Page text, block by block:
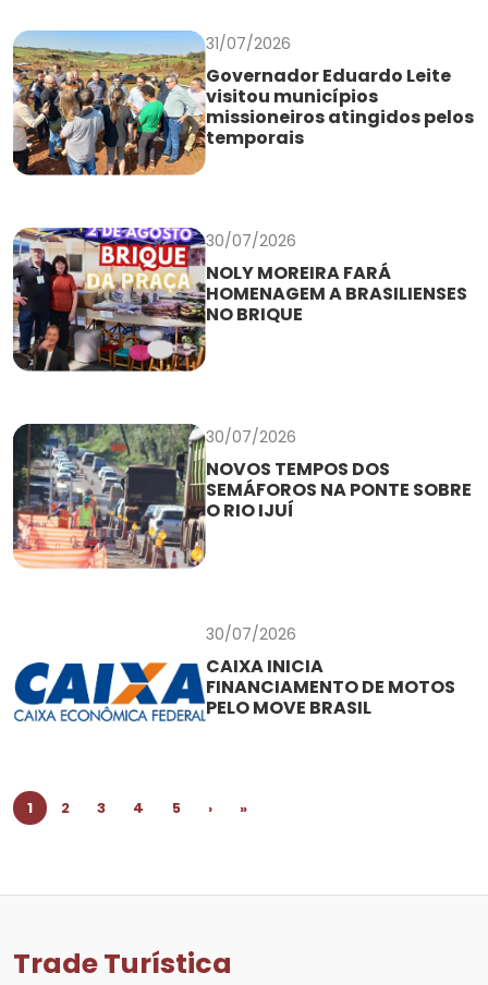
31/07/2026
Governador Eduardo Leite
visitou municípios
missioneiros atingidos pelos
temporais
30/07/2026
NOLY MOREIRA FARÁ
HOMENAGEM A BRASILIENSES
NO BRIQUE
30/07/2026
NOVOS TEMPOS DOS
SEMÁFOROS NA PONTE SOBRE
O RIO IJUÍ
30/07/2026
CAIXA INICIA
FINANCIAMENTO DE MOTOS
PELO MOVE BRASIL
1 2 3 4 5 › »
Trade Turística